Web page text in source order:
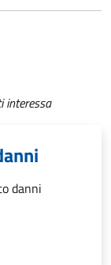
interessa
danni